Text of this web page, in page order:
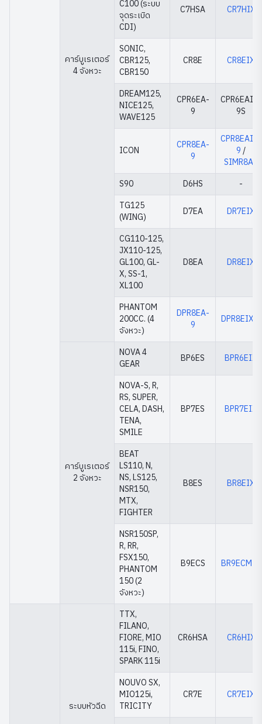
คาร์บูเรเตอร์
4 จังหวะ
C100 (ระบบ
จุดระเบิด
CDI)
C7HSA CR7HIX
SONIC,
CBR125,
CBR150
CR8E CR8EIX
DREAM125,
NICE125,
WAVE125
CPR6EA-
9
CPR6EAIX-
9S
ICON
CPR8EA-
9
CPR8EAIX-
9/
SIMR8A9
S90
D6HS
-
TG125
(WING)
D7EA DR7EIX
CG110-125,
JX110-125,
GL100, GL-
X, SS-1,
XL100
D8EA DR8EIX
PHANTOM
200CC. (4
จังหวะ)
DPR8EA-
9
DPR8EIX-9
คาร์บูเรเตอร์
2 จังหวะ
NOVA 4
GEAR
BP6ES BPR6EIX
NOVA-S, R,
RS, SUPER,
CELA, DASH,
TENA,
SMILE
BP7ES BPR7EIX
BEAT
LS110, N,
NS, LS125,
NSR150,
MTX,
FIGHTER
B8ES BR8EIX
NSR150SP,
R, RR,
FSX150,
PHANTOM
150 (2
จังหวะ)
B9ECS BR9ECMIX
ระบบหัวฉีด
TTX,
FILANO,
FIORE, MIO
115i, FINO,
SPARK 115i
CR6HSA CR6HIX
NOUVO SX,
MIO125i,
TRICITY
CR7E CR7EIX